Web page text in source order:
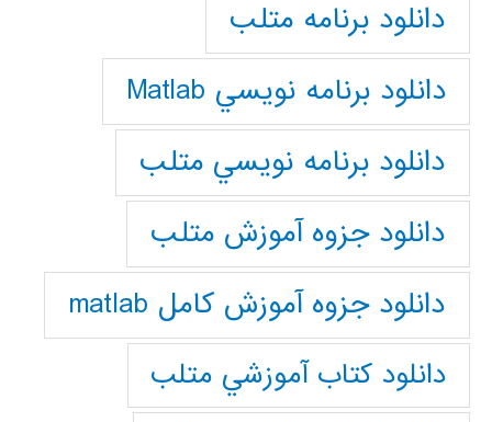
دانلود برنامه متلب
دانلود برنامه نويسي Matlab
دانلود برنامه نويسي متلب
دانلود جزوه آموزش متلب
دانلود جزوه آموزش کامل matlab
دانلود كتاب آموزشي متلب